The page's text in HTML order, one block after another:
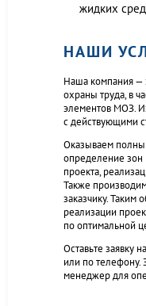
жидких
НАШИ
Наша компания —
охраны труда, в
элементов МОЗ.
с действующими
Оказываем
определение зон
проекта,
Также
заказчику. Таким
реализации
по оптимальной
Оставьте заявку
или по телефону.
менеджер для